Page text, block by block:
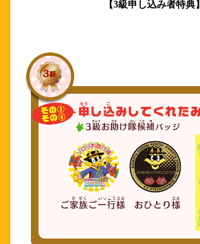
【3級申し込み者特典】